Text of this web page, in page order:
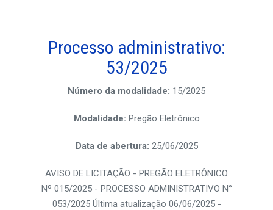
Processo administrativo:
53/2025
Número da modalidade: 15/2025
Modalidade: Pregão Eletrônico
Data de abertura: 25/06/2025
AVISO DE LICITAÇÃO - PREGÃO ELETRÔNICO
Nº 015/2025 - PROCESSO ADMINISTRATIVO N°
053/2025 Última atualização 06/06/2025 -